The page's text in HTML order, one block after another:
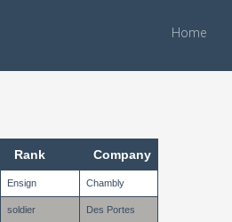
Home
Rank Company
Ensign Chambly
soldier Des Portes